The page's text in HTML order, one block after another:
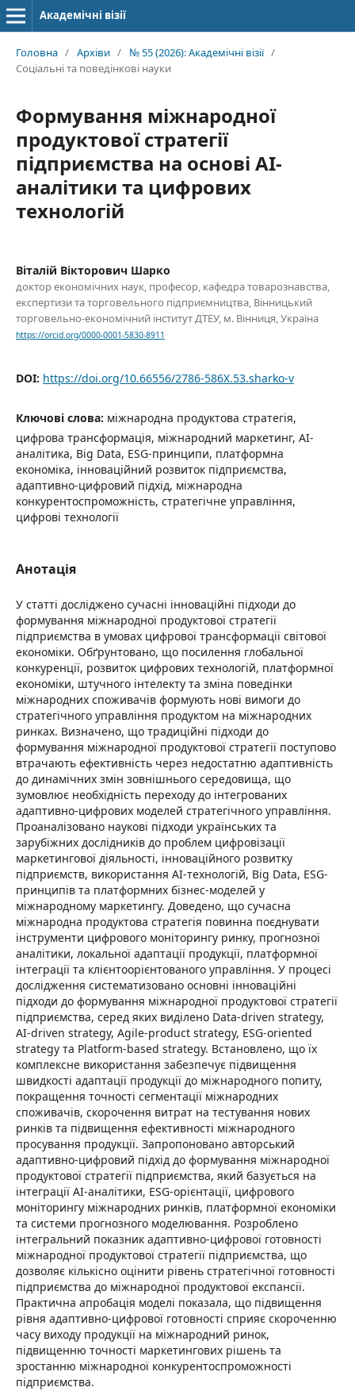
Академічні візії
Головна / Архіви / № 55 (2026): Академічні візії /
Соціальні та поведінкові науки
Формування міжнародної
продуктової стратегії
підприємства на основі AI-
аналітики та цифрових
технологій
Віталій Вікторович Шарко
доктор економічних наук, професор, кафедра товарознавства,
експертизи та торговельного підприємництва, Вінницький
торговельно-економічний інститут ДТЕУ, м. Вінниця, Україна
https://orcid.org/0000-0001-5830-8911
DOI: https://doi.org/10.66556/2786-586X.53.sharko-v
Ключові слова: міжнародна продуктова стратегія,
цифрова трансформація, міжнародний маркетинг, AI-
аналітика, Big Data, ESG-принципи, платформна
економіка, інноваційний розвиток підприємства,
адаптивно-цифровий підхід, міжнародна
конкурентоспроможність, стратегічне управління,
цифрові технології
Анотація
У статті досліджено сучасні інноваційні підходи до
формування міжнародної продуктової стратегії
підприємства в умовах цифрової трансформації світової
економіки. Обґрунтовано, що посилення глобальної
конкуренції, розвиток цифрових технологій, платформної
економіки, штучного інтелекту та зміна поведінки
міжнародних споживачів формують нові вимоги до
стратегічного управління продуктом на міжнародних
ринках. Визначено, що традиційні підходи до
формування міжнародної продуктової стратегії поступово
втрачають ефективність через недостатню адаптивність
до динамічних змін зовнішнього середовища, що
зумовлює необхідність переходу до інтегрованих
адаптивно-цифрових моделей стратегічного управління.
Проаналізовано наукові підходи українських та
зарубіжних дослідників до проблем цифровізації
маркетингової діяльності, інноваційного розвитку
підприємств, використання AI-технологій, Big Data, ESG-
принципів та платформних бізнес-моделей у
міжнародному маркетингу. Доведено, що сучасна
міжнародна продуктова стратегія повинна поєднувати
інструменти цифрового моніторингу ринку, прогнозної
аналітики, локальної адаптації продукції, платформної
інтеграції та клієнтоорієнтованого управління. У процесі
дослідження систематизовано основні інноваційні
підходи до формування міжнародної продуктової стратегії
підприємства, серед яких виділено Data-driven strategy,
AI-driven strategy, Agile-product strategy, ESG-oriented
strategy та Platform-based strategy. Встановлено, що їх
комплексне використання забезпечує підвищення
швидкості адаптації продукції до міжнародного попиту,
покращення точності сегментації міжнародних
споживачів, скорочення витрат на тестування нових
ринків та підвищення ефективності міжнародного
просування продукції. Запропоновано авторський
адаптивно-цифровий підхід до формування міжнародної
продуктової стратегії підприємства, який базується на
інтеграції AI-аналітики, ESG-орієнтації, цифрового
моніторингу міжнародних ринків, платформної економіки
та системи прогнозного моделювання. Розроблено
інтегральний показник адаптивно-цифрової готовності
міжнародної продуктової стратегії підприємства, що
дозволяє кількісно оцінити рівень стратегічної готовності
підприємства до міжнародної продуктової експансії.
Практична апробація моделі показала, що підвищення
рівня адаптивно-цифрової готовності сприяє скороченню
часу виходу продукції на міжнародний ринок,
підвищенню точності маркетингових рішень та
зростанню міжнародної конкурентоспроможності
підприємства.